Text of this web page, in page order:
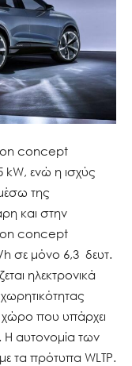
concept
kW, ενώ η ισχύς
της
και στην
concept
h σε μόνο 6,3 δευτ.
ηλεκτρονικά
χώρο που υπάρχει
αυτονομία των
τα πρότυπα WLTP.